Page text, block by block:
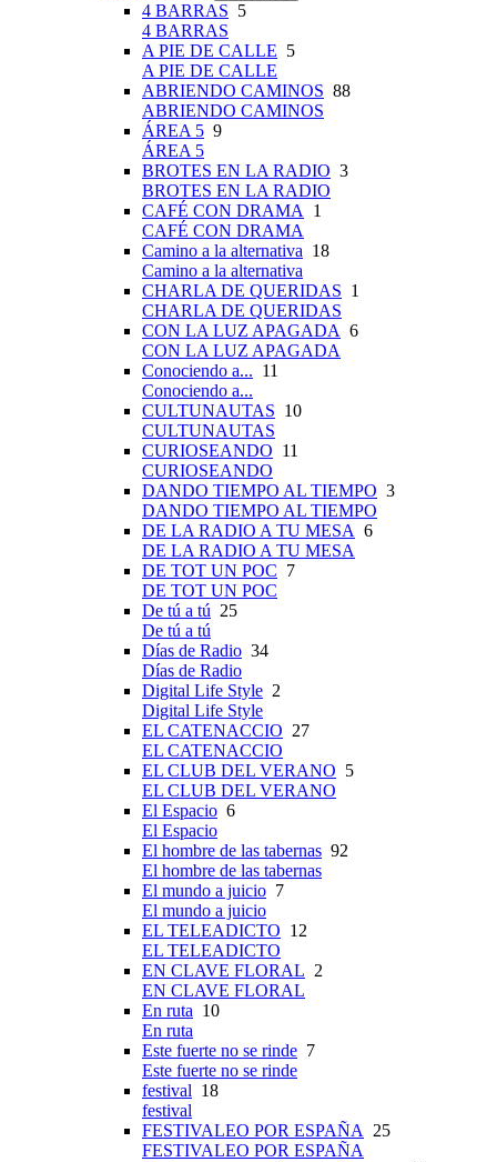
4 BARRAS 5
4 BARRAS
A PIE DE CALLE 5
A PIE DE CALLE
ABRIENDO CAMINOS 88
ABRIENDO CAMINOS
ÁREA 5 9
ÁREA 5
BROTES EN LA RADIO 3
BROTES EN LA RADIO
CAFÉ CON DRAMA 1
CAFÉ CON DRAMA
Camino a la alternativa 18
Camino a la alternativa
CHARLA DE QUERIDAS 1
CHARLA DE QUERIDAS
CON LA LUZ APAGADA 6
CON LA LUZ APAGADA
Conociendo a... 11
Conociendo a...
CULTUNAUTAS 10
CULTUNAUTAS
CURIOSEANDO 11
CURIOSEANDO
DANDO TIEMPO AL TIEMPO 3
DANDO TIEMPO AL TIEMPO
DE LA RADIO A TU MESA 6
DE LA RADIO A TU MESA
DE TOT UN POC 7
DE TOT UN POC
De tú a tú 25
De tú a tú
Días de Radio 34
Días de Radio
Digital Life Style 2
Digital Life Style
EL CATENACCIO 27
EL CATENACCIO
EL CLUB DEL VERANO 5
EL CLUB DEL VERANO
El Espacio 6
El Espacio
El hombre de las tabernas 92
El hombre de las tabernas
El mundo a juicio 7
El mundo a juicio
EL TELEADICTO 12
EL TELEADICTO
EN CLAVE FLORAL 2
EN CLAVE FLORAL
En ruta 10
En ruta
Este fuerte no se rinde 7
Este fuerte no se rinde
festival 18
festival
FESTIVALEO POR ESPAÑA 25
FESTIVALEO POR ESPAÑA